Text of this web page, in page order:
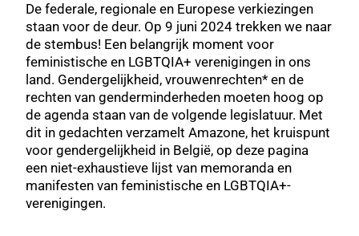
De federale, regionale en Europese verkiezingen
staan voor de deur. Op 9 juni 2024 trekken we naar
de stembus! Een belangrijk moment voor
feministische en LGBTQIA+ verenigingen in ons
land. Gendergelijkheid, vrouwenrechten* en de
rechten van genderminderheden moeten hoog op
de agenda staan van de volgende legislatuur. Met
dit in gedachten verzamelt Amazone, het kruispunt
voor gendergelijkheid in België, op deze pagina
een niet-exhaustieve lijst van memoranda en
manifesten van feministische en LGBTQIA+-
verenigingen.